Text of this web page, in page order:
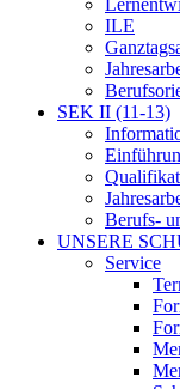
ILE
SEK II (11-13)
Berufs-
UNSERE
Service